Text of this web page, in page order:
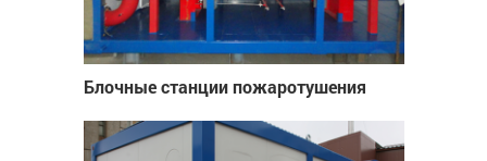
Блочные станции пожаротушения